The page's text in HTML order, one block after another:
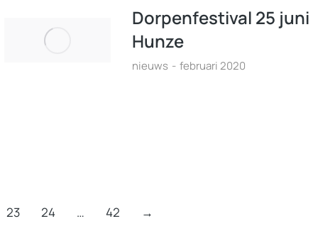
Dorpenfestival 25 juni
Hunze
nieuws februari 2020
23 24 … 42 →